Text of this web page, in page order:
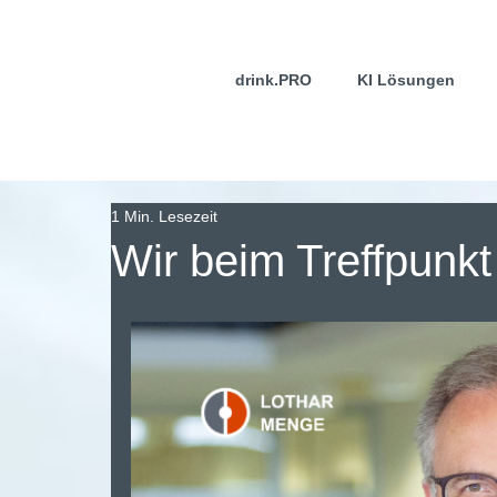
drink.PRO KI Lösungen
Wir beim
1 Min. Lesezeit